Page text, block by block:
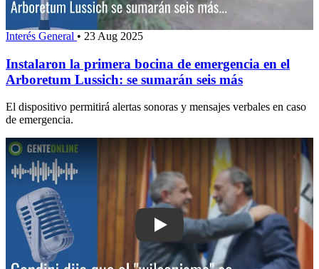
Interés General • 23 Aug 2025
Instalaron la primera bocina de emergencia en el
Arboretum Lussich: se sumarán seis más
El dispositivo permitirá alertas sonoras y mensajes verbales en caso
de emergencia.
Play: Gandini dijo que el "wilsonismo"